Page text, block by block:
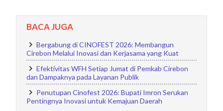
BACA JUGA
Bergabung di CINOFEST 2026: Membangun
Cirebon Melalui Inovasi dan Kerjasama yang Kuat
Efektivitas WFH Setiap Jumat di Pemkab Cirebon
dan Dampaknya pada Layanan Publik
Penutupan Cinofest 2026: Bupati Imron Serukan
Pentingnya Inovasi untuk Kemajuan Daerah